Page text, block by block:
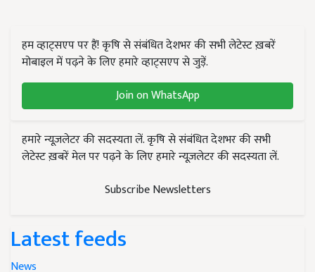
हम व्हाट्सएप पर हैं! कृषि से संबंधित देशभर की सभी लेटेस्ट ख़बरें
मोबाइल में पढ़ने के लिए हमारे व्हाट्सएप से जुड़ें.
Join on WhatsApp
हमारे न्यूज़लेटर की सदस्यता लें. कृषि से संबंधित देशभर की सभी
लेटेस्ट ख़बरें मेल पर पढ़ने के लिए हमारे न्यूज़लेटर की सदस्यता लें.
Subscribe Newsletters
Latest feeds
News